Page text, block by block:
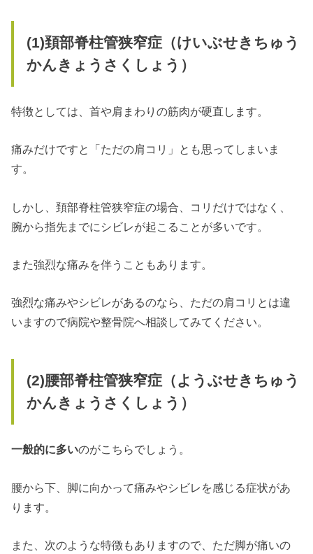
(1)頚部脊柱管狭窄症（けいぶせきちゅう
かんきょうさくしょう）
特徴としては、首や肩まわりの筋肉が硬直します。
痛みだけですと「ただの肩コリ」とも思ってしまいま
す。
しかし、頚部脊柱管狭窄症の場合、コリだけではなく、
腕から指先までにシビレが起こることが多いです。
また強烈な痛みを伴うこともあります。
強烈な痛みやシビレがあるのなら、ただの肩コリとは違
いますので病院や整骨院へ相談してみてください。
(2)腰部脊柱管狭窄症（ようぶせきちゅう
かんきょうさくしょう）
一般的に多いのがこちらでしょう。
腰から下、脚に向かって痛みやシビレを感じる症状があ
ります。
また、次のような特徴もありますので、ただ脚が痛いの